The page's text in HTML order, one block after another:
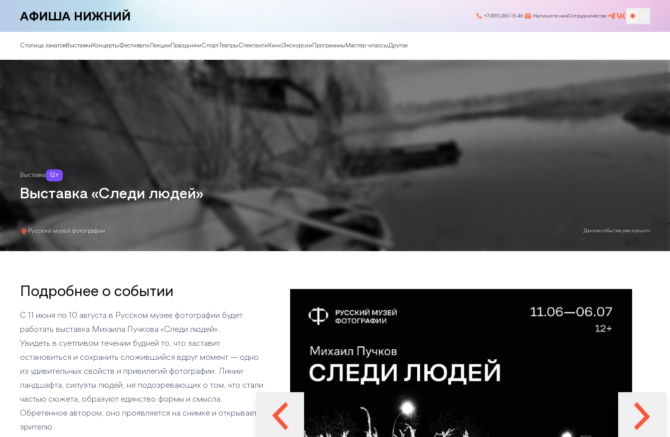
АФИША НИЖНИЙ +7 (831) 260-13-46 Напишите намСотрудничество
Столица закатовВыставкиКонцертыФестивалиЛекции ПраздникиСпорт ТеатрыСпектаклиКиноЭкскурсии Программы Мастер-классыДругое
Выставка 12+
Выставка «Следи людей»
Русский музей фотографии Данное событие уже прошло
Подробнее о событии
С 11 июня по 10 августа в Русском музее фотографии будет
работать выставка Михаила Пучкова «Следи людей».
Увидеть в суетливом течении будней то, что заставит
остановиться и сохранить сложившийся вдруг момент — одно
из удивительных свойств и привилегий фотографии. Линии
ландшафта, силуэты людей, не подозревающих о том, что стали
частью сюжета, образуют единство формы и смысла.
Обретенное автором, оно проявляется на снимке и открывается
зрителю.